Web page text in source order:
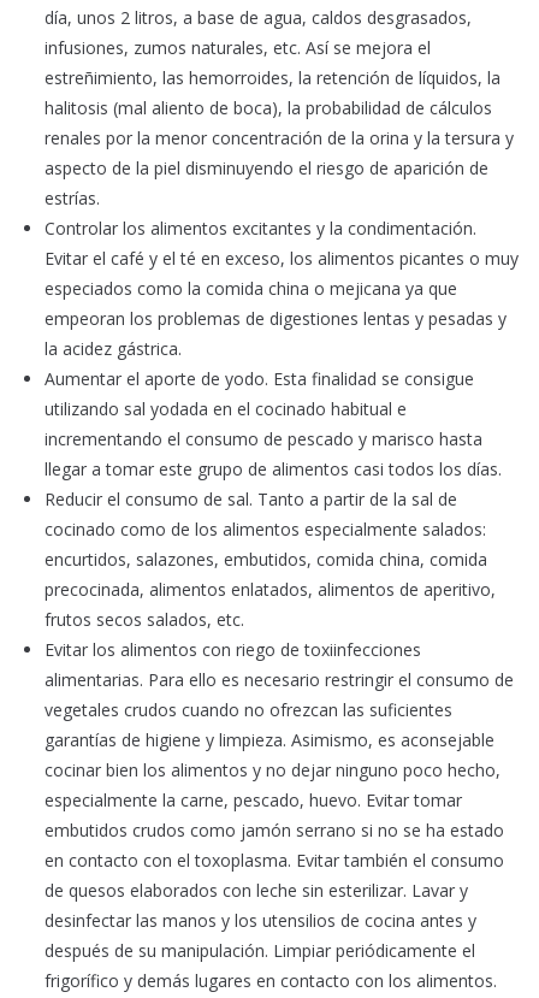
día, unos 2 litros, a base de agua, caldos desgrasados,
infusiones, zumos naturales, etc. Así se mejora el
estreñimiento, las hemorroides, la retención de líquidos, la
halitosis (mal aliento de boca), la probabilidad de cálculos
renales por la menor concentración de la orina y la tersura y
aspecto de la piel disminuyendo el riesgo de aparición de
estrías.
Controlar los alimentos excitantes y la condimentación.
Evitar el café y el té en exceso, los alimentos picantes o muy
especiados como la comida china o mejicana ya que
empeoran los problemas de digestiones lentas y pesadas y
la acidez gástrica.
Aumentar el aporte de yodo. Esta finalidad se consigue
utilizando sal yodada en el cocinado habitual e
incrementando el consumo de pescado y marisco hasta
llegar a tomar este grupo de alimentos casi todos los días.
Reducir el consumo de sal. Tanto a partir de la sal de
cocinado como de los alimentos especialmente salados:
encurtidos, salazones, embutidos, comida china, comida
precocinada, alimentos enlatados, alimentos de aperitivo,
frutos secos salados, etc.
Evitar los alimentos con riego de toxiinfecciones
alimentarias. Para ello es necesario restringir el consumo de
vegetales crudos cuando no ofrezcan las suficientes
garantías de higiene y limpieza. Asimismo, es aconsejable
cocinar bien los alimentos y no dejar ninguno poco hecho,
especialmente la carne, pescado, huevo. Evitar tomar
embutidos crudos como jamón serrano si no se ha estado
en contacto con el toxoplasma. Evitar también el consumo
de quesos elaborados con leche sin esterilizar. Lavar y
desinfectar las manos y los utensilios de cocina antes y
después de su manipulación. Limpiar periódicamente el
frigorífico y demás lugares en contacto con los alimentos.